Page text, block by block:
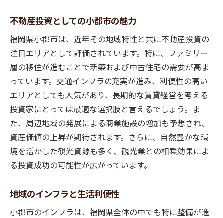
環境やライフスタイルに合った物件選び
不動産投資のリスクとリターンの理解
地元の不動産業者との信頼関係が鍵
福岡県小郡市で理想の住まいを見つけるための
ステップ
購入目的と予算の明確化
希望エリアと物件条件のリスト化
オープンハウスやモデルルームの見学
契約前に確認すべき重要事項
購入後の住環境への適応と改善
不動産投資としての小郡市の魅力
福岡県小郡市は、近年その地域特性と共に不動産投資の
注目エリアとして評価されています。特に、ファミリー
層の移住が進むことで新築および中古住宅の需要が高ま
っています。交通インフラの充実が進み、利便性の高い
エリアとしても人気があり、長期的な賃貸経営を考える
投資家にとっては最適な選択肢と言えるでしょう。ま
た、周辺地域の発展による商業施設の増加も予想され、
資産価値の上昇が期待されます。さらに、自然豊かな環
境を活かした観光資源も多く、観光業との相乗効果によ
る投資成功の可能性が広がっています。
地域のインフラと生活利便性
小郡市のインフラは、福岡県全体の中でも特に整備が進